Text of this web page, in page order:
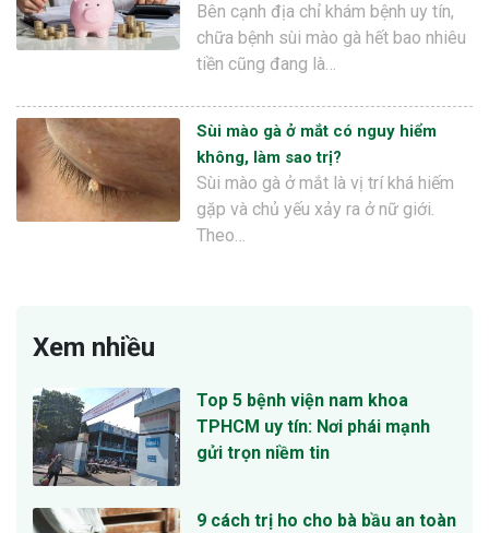
Bên cạnh địa chỉ khám bệnh uy tín,
chữa bệnh sùi mào gà hết bao nhiêu
tiền cũng đang là…
Sùi mào gà ở mắt có nguy hiểm
không, làm sao trị?
Sùi mào gà ở mắt là vị trí khá hiếm
gặp và chủ yếu xảy ra ở nữ giới.
Theo…
Xem nhiều
Top 5 bệnh viện nam khoa
TPHCM uy tín: Nơi phái mạnh
gửi trọn niềm tin
9 cách trị ho cho bà bầu an toàn